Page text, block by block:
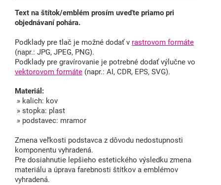
Text na štítok/emblém prosím uveďte priamo pri
objednávaní pohára.
Podklady pre tlač je možné dodať v rastrovom formáte
(napr.: JPG, JPEG, PNG).
Podklady pre gravírovanie je potrebné dodať výlučne vo
vektorovom formáte (napr.: AI, CDR, EPS, SVG).
Materiál:
» kalich: kov
» stopka: plast
» podstavec: mramor
Zmena veľkosti podstavca z dôvodu nedostupnosti
komponentu vyhradená.
Pre dosiahnutie lepšieho estetického výsledku zmena
materiálu a úprava farebnosti štítkov a emblémov
vyhradená.